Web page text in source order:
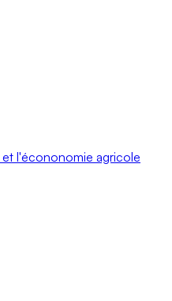
l'écononomie agricole